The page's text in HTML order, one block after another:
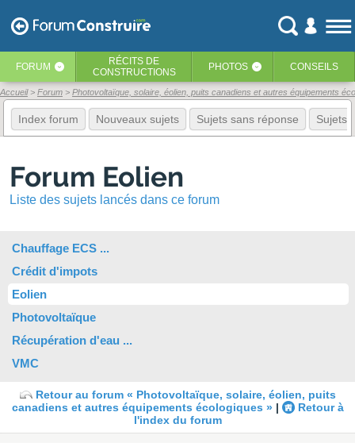
FORUM ‹ RÉCITS DE
CONSTRUCTIONS
PHOTOS ‹ CONSEILS
Accueil Forum Photovoltaïque, solaire, éolien, puits canadiens et autres équipements
Index forum Nouveaux sujets Sujets sans réponse Sujets
Forum Eolien
Liste des sujets lancés dans ce forum
Chauffage ECS ...
Crédit d'impots
Eolien
Photovoltaïque
Récupération d'eau ...
VMC
Retour au forum « Photovoltaïque, solaire, éolien, puits
canadiens et autres équipements écologiques »|
Retour à
l'index du forum